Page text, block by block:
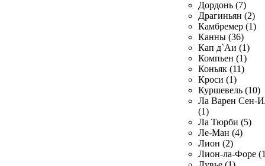
Дордонь (7)
Драгиньян (2)
Камбремер (1)
Канны (36)
Кап д`Аи (1)
Компьен (1)
Коньяк (11)
Кроси (1)
Куршевель (10)
Ла Варен Сен-
(1)
Ла Тюрби (5)
Ле-Ман (4)
Лион (2)
Лион-ла-Форе